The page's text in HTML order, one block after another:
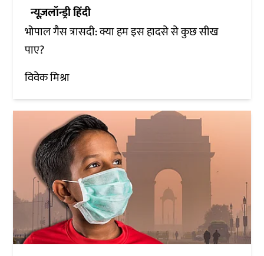
न्यूज़लॉन्ड्री हिंदी
भोपाल गैस त्रासदी: क्या हम इस हादसे से कुछ सीख
पाए?
विवेक मिश्रा